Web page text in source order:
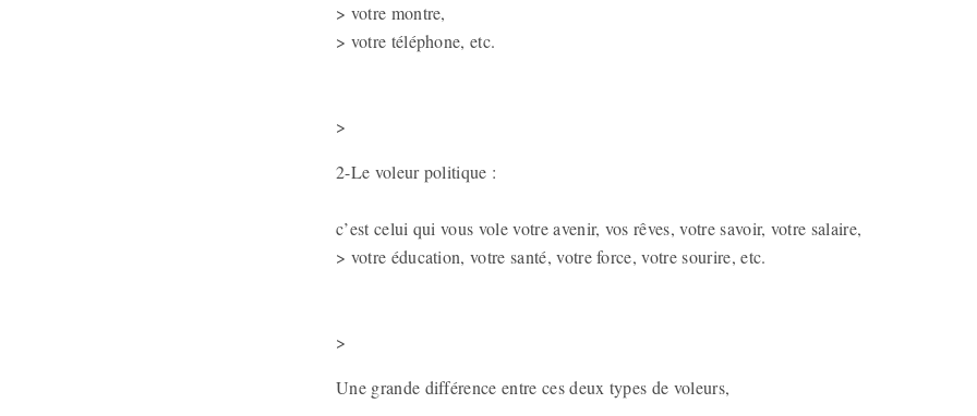
> votre montre,
> votre téléphone, etc.
>
2-Le voleur politique :
c’est celui qui vous vole votre avenir, vos rêves, votre savoir, votre salaire,
> votre éducation, votre santé, votre force, votre sourire, etc.
>
Une grande différence entre ces deux types de voleurs,